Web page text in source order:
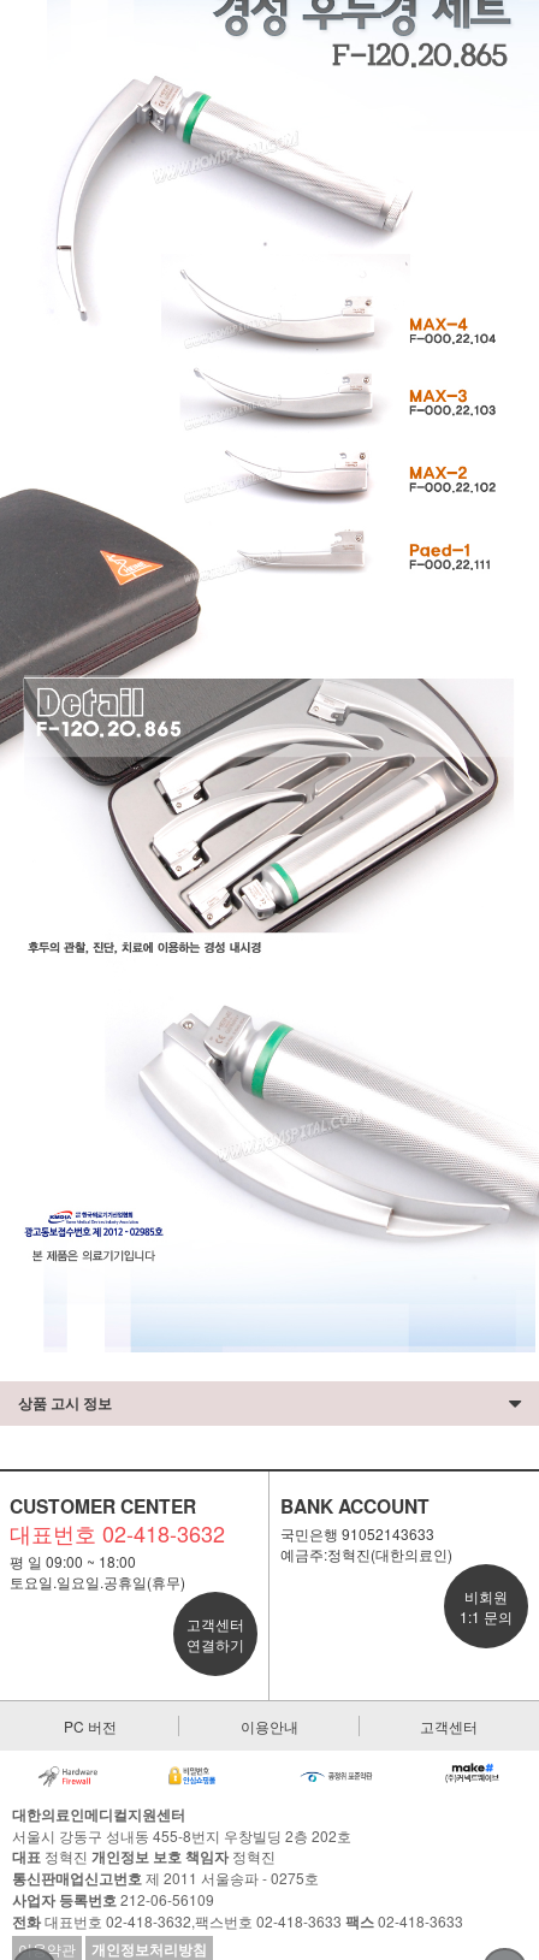
상품 고시 정보
CUSTOMER CENTER
대표번호 02-418-3632
평 일 09:00 ~ 18:00
토요일.일요일.공휴일(휴무)
고객센터
연결하기
BANK ACCOUNT
국민은행 91052143633
예금주:정혁진(대한의료인)
비회원
1:1 문의
PC 버전 이용안내 고객센터
대한의료인메디컬지원센터
서울시 강동구 성내동 455-8번지 우창빌딩 2층 202호
대표 정혁진 개인정보 보호 책임자정혁진
통신판매업신고번호제 2011 서울송파 - 0275호
사업자 등록번호212-06-56109
전화대표번호 02-418-3632,팩스번호 02-418-3633 팩스02-418-3633
이용약관
개인정보처리방침